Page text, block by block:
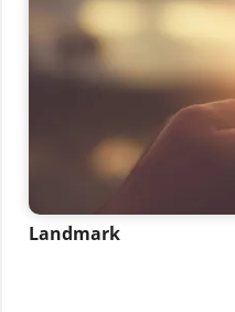
Landmark